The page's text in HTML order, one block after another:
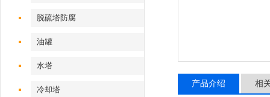
脱硫塔防腐
油罐
水塔
冷却塔
产品介绍 相